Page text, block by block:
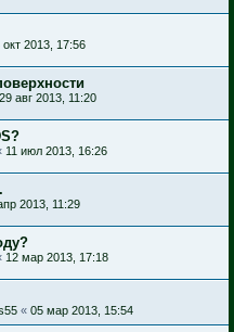
окт 2013, 17:56
29 авг 2013, 11:20
11 июл 2013, 16:26
2013, 11:29
12 мар 2013, 17:18
« 05 мар 2013, 15:54